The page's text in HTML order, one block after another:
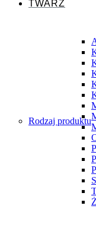
TWARZ
Rodzaj produktu